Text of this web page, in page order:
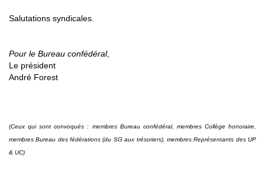
Salutations syndicales.
Pour le Bureau confédéral,
Le président
André Forest
(Ceux qui sont convoqués : membres Bureau confédéral, membres Collège honoraire,
membres Bureau des fédérations (du SG aux trésoriers), membres Représentants des UP
& UC)